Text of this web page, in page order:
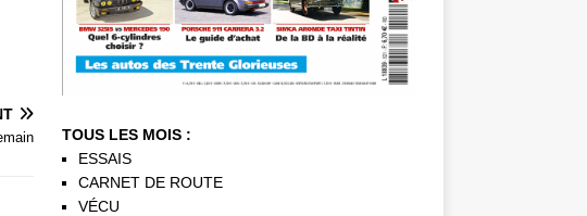
TOUS LES MOIS :
ESSAIS
CARNET DE ROUTE
VÉCU